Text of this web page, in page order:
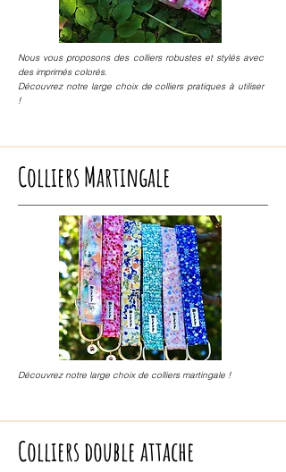
Nous vous proposons des colliers robustes et stylés avec
des imprimés colorés.
Découvrez notre large choix de colliers pratiques à utiliser
!
Colliers Martingale
Découvrez notre large choix de colliers martingale !
Colliers double attache